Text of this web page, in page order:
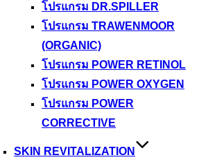
โปรแกรม DR.SPILLER
โปรแกรม TRAWENMOOR
(ORGANIC)
โปรแกรม POWER RETINOL
โปรแกรม POWER OXYGEN
โปรแกรม POWER
CORRECTIVE
SKIN REVITALIZATION